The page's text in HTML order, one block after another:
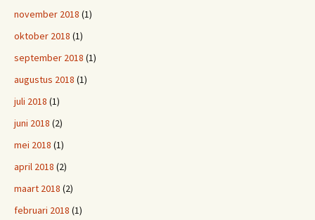
november 2018 (1)
oktober 2018 (1)
september 2018 (1)
augustus 2018 (1)
juli 2018 (1)
juni 2018 (2)
mei 2018 (1)
april 2018 (2)
maart 2018 (2)
februari 2018 (1)